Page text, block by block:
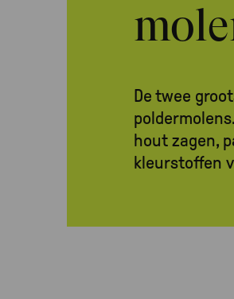
De twee
hout zagen,
kleurstoffen